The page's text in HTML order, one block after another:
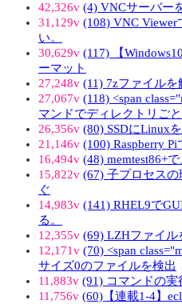
42,326v (4) VNCサーバー
31,129v (108) VNC
い。
30,629v (117) 【
ーマット
27,248v (11) 7zファイルを
27,067v (118) <span
マンドでディレクトリご
26,356v (80) SSDにLinux
21,146v (100) Raspberry Pi
16,494v (48) memtest86+
15,822v (67) 子プロセス
ぐ
14,983v (141) RHEL9で
る。
12,355v (69) LZHファイル
12,171v (70) <span
サイズ0のファイルを検出
11,883v (91) コマンドの実
11,756v (60)【連載1-4】